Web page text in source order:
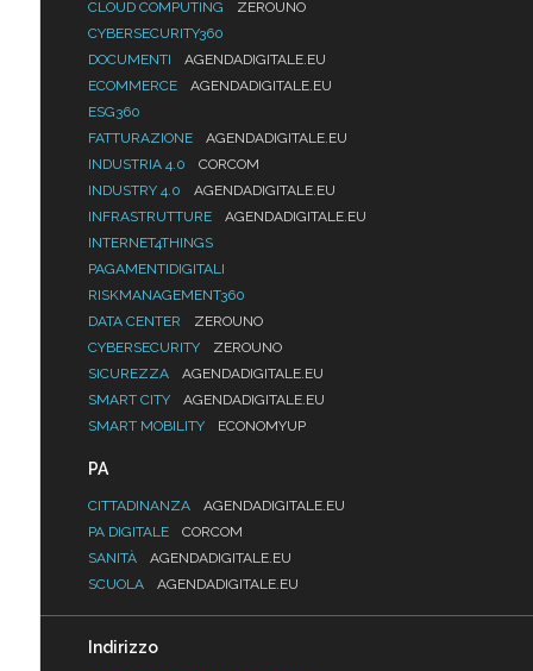
CLOUD COMPUTING
ZEROUNO
CYBERSECURITY360
DOCUMENTI
AGENDADIGITALE.EU
ECOMMERCE
AGENDADIGITALE.EU
ESG360
FATTURAZIONE
AGENDADIGITALE.EU
INDUSTRIA 4.0
CORCOM
INDUSTRY 4.0
AGENDADIGITALE.EU
INFRASTRUTTURE
AGENDADIGITALE.EU
INTERNET4THINGS
PAGAMENTIDIGITALI
RISKMANAGEMENT360
DATA CENTER
ZEROUNO
CYBERSECURITY
ZEROUNO
SICUREZZA
AGENDADIGITALE.EU
SMART CITY
AGENDADIGITALE.EU
SMART MOBILITY
ECONOMYUP
PA
CITTADINANZA
AGENDADIGITALE.EU
PA DIGITALE
CORCOM
SANITÀ
AGENDADIGITALE.EU
SCUOLA
AGENDADIGITALE.EU
Indirizzo